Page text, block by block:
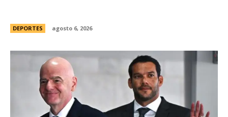
DEPORTES agosto 6, 2026